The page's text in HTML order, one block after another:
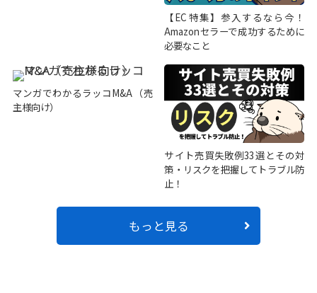
【EC特集】参入するなら今！
Amazonセラーで成功するために
必要なこと
マンガでわかるラッコM&A（売
主様向け）
サイト売買失敗例33選とその対
策・リスクを把握してトラブル防
止！
もっと見る